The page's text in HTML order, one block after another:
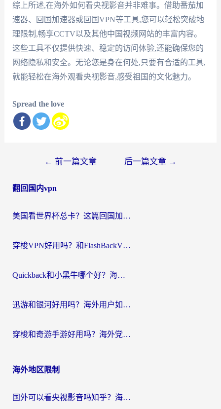
综上所述,在海外如何看央视影音并非难事。借助番茄加
速器、回国加速器或回国VPN等工具,您可以轻松突破地
理限制,畅享CCTV以及其他中国视频网站的丰富内容。
这些工具不仅提供快速、稳定的访问体验,还能确保您的
网络隐私和安全。无论您是身在何处,只要有合适的工具,
就能轻松在海外观看央视影音,感受祖国的文化魅力。
Spread the love
导
← 前一篇文章 后一篇文章 →
翻回国内vpn
美国看世界杯总卡？这篇回国加速器指南帮你无缝刷国内资源（附苹果手机VPN设置步骤）
穿梭VPN好用吗？和FlashBackVPN对比哪个回国效果更好？
Quickback和小黑牛哪个好？海外党亲测指南，选对回国加速器秒回国内
迅游和银河好用吗？海外用户如何选择回国加速器实现无缝访问国内资源
穿梭和奇游手游好用吗？海外党亲测3款回国加速器，附蜜蜂加速器七天试用攻略
海外地区限制
国外可以看央视影音吗知乎？海外党亲测有效的回国加速方案